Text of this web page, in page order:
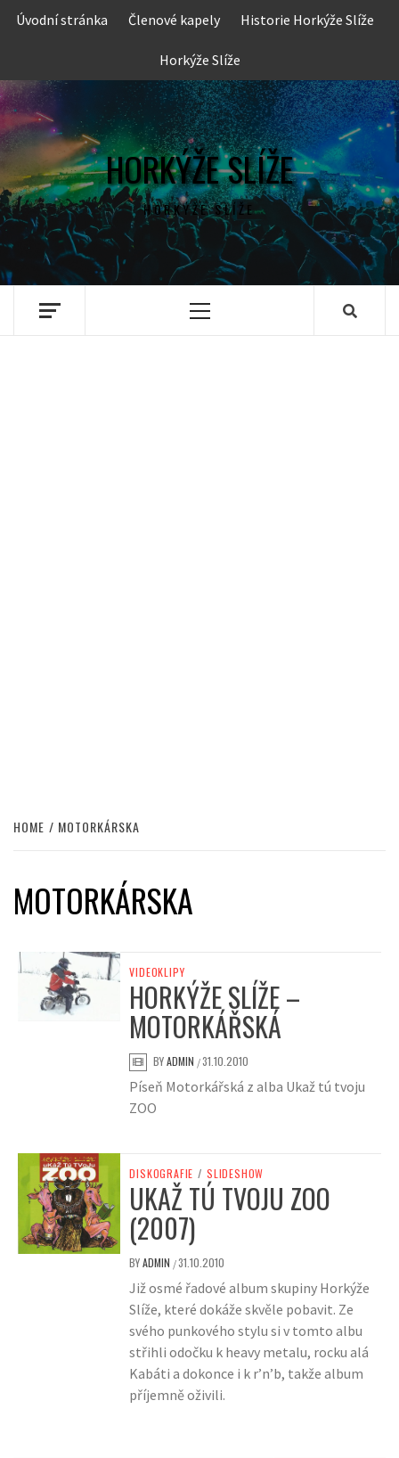
Skip
Úvodní stránka Členové kapely Historie Horkýže Slíže
Horkýže Slíže
HORKÝŽE SLÍŽE
HORKÝŽE SLÍŽE
Primary
HOME MOTORKÁRSKA
MOTORKÁRSKA
VIDEOKLIPY
HORKÝŽE SLÍŽE –
MOTORKÁŘSKÁ
BYADMIN /31.10.2010
Píseň Motorkářská z alba Ukaž tú tvoju
ZOO
DISKOGRAFIE / SLIDESHOW
UKAŽ TÚ TVOJU ZOO
(2007)
BYADMIN /31.10.2010
Již osmé řadové album skupiny Horkýže
Slíže, které dokáže skvěle pobavit. Ze
svého punkového stylu si v tomto albu
střihli odočku k heavy metalu, rocku alá
Kabáti a dokonce i k r’n’b, takže album
příjemně oživili.